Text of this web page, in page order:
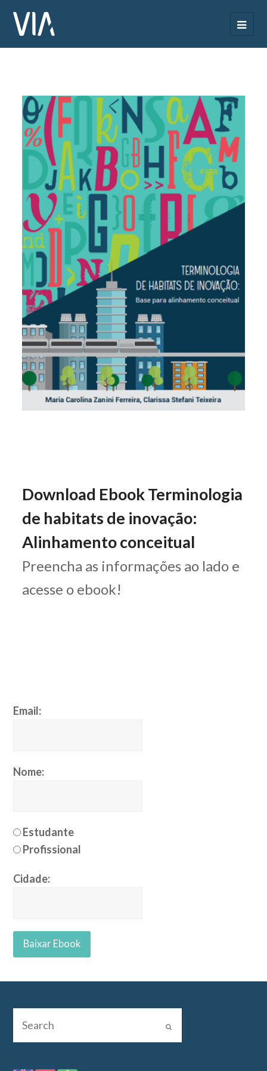
Download Ebook Terminologia
de habitats de inovação:
Alinhamento conceitual
Preencha as informações ao lado e
acesse o ebook!
Email:
Nome:
Estudante
Profissional
Cidade: